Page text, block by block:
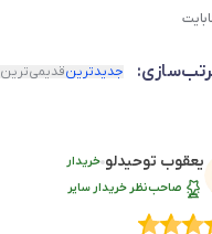
جدیدترینقدیمی‌ترین
یعقوب توحیدلو خریدار
صاحب‌نظر خریدار سایر